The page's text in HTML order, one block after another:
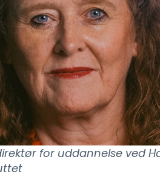
for uddannelse ved